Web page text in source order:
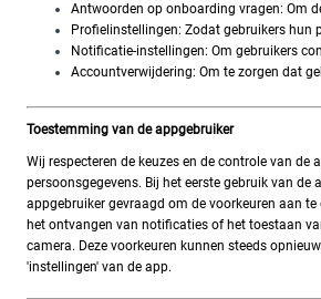
Antwoorden op onboarding vragen: Om
Profielinstellingen: Zodat gebruikers hun
Notificatie-instellingen: Om gebruikers
Accountverwijdering: Om te zorgen dat
Toestemming van de appgebruiker
Wij respecteren de keuzes en de controle van de
persoonsgegevens. Bij het eerste gebruik van de
appgebruiker gevraagd om de voorkeuren aan te
het ontvangen van notificaties of het toestaan
camera. Deze voorkeuren kunnen steeds
'instellingen' van de app.